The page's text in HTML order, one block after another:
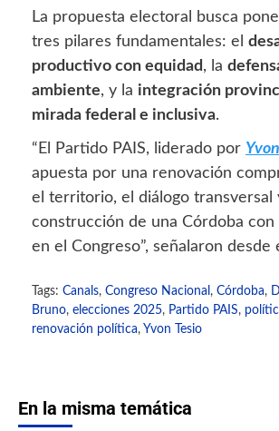
La propuesta electoral busca
tres pilares fundamentales: el
productivo con equidad , la
ambiente, y la integración
mirada federal e inclusiva.
“El Partido PAIS, liderado por
apuesta por una renovación
el territorio, el diálogo transversal
construcción de una Córdoba con
en el Congreso”, señalaron desde
Tags: Canals, Congreso Nacional , Córdoba,
Bruno, elecciones 2025, Partido PAIS,
renovación política, Yvon Tesio
En la misma temática